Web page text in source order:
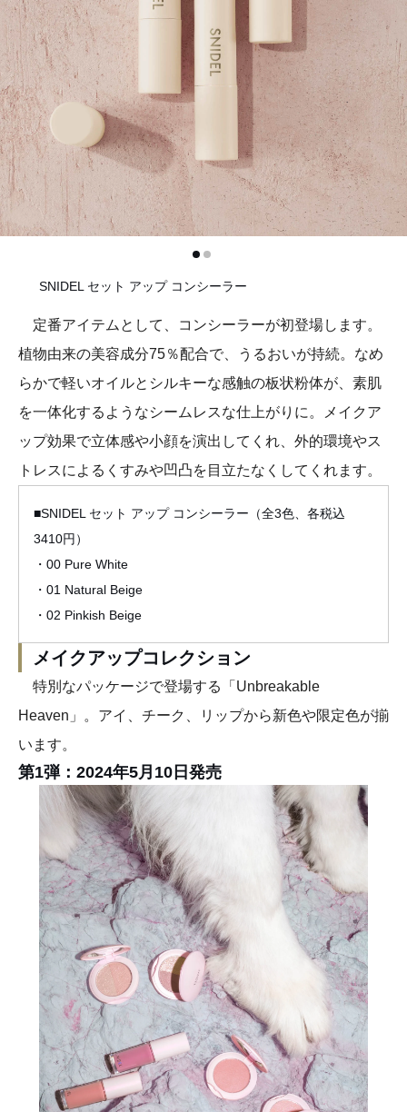
SNIDEL セット アップ コンシーラー
定番アイテムとして、コンシーラーが初登場します。
植物由来の美容成分75％配合で、うるおいが持続。なめ
らかで軽いオイルとシルキーな感触の板状粉体が、素肌
を一体化するようなシームレスな仕上がりに。メイクア
ップ効果で立体感や小顔を演出してくれ、外的環境やス
トレスによるくすみや凹凸を目立たなくしてくれます。
■SNIDEL セット アップ コンシーラー（全3色、各税込
3410円）
・00 Pure White
・01 Natural Beige
・02 Pinkish Beige
メイクアップコレクション
特別なパッケージで登場する「Unbreakable
Heaven」。アイ、チーク、リップから新色や限定色が揃
います。
第1弾：2024年5月10日発売